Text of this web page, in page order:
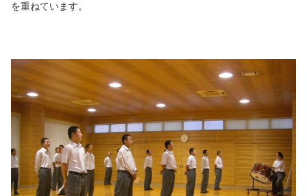
を重ねています。